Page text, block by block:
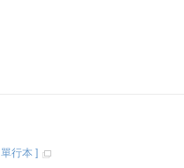
單行本 ]